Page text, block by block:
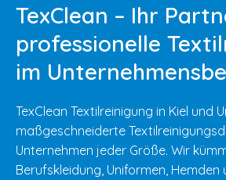
TexClean – Ihr
professionelle
im
TexClean Textilreinigung in Kiel und
maßgeschneiderte
Unternehmen jeder Größe. Wir
Berufskleidung, Uniformen,